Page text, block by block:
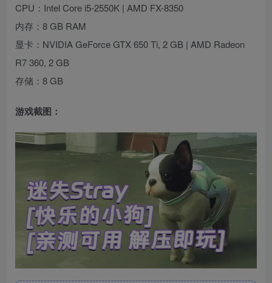
CPU：Intel Core i5-2550K | AMD FX-8350
内存：8 GB RAM
显卡：NVIDIA GeForce GTX 650 Ti, 2 GB | AMD Radeon
R7 360, 2 GB
存储：8 GB
游戏截图：